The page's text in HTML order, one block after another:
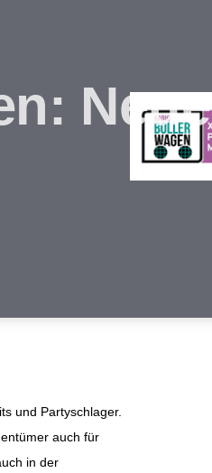
Neue
und Partyschlager.
auch für
in der